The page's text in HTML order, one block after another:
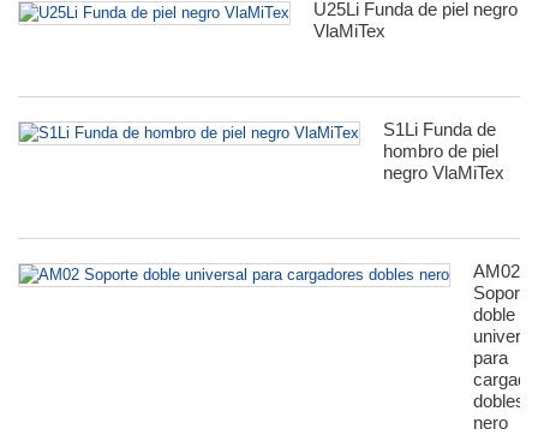
U25Li Funda de piel negro
VlaMiTex
S1Li Funda de
hombro de piel
negro VlaMiTex
AM02
Soporte
doble
para
dobles
nero